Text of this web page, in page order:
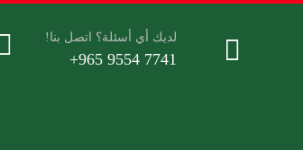
لديك أي أسئلة؟ اتصل بنا!
7741 9554 965+